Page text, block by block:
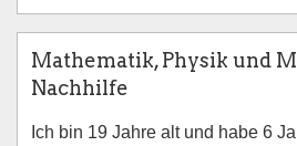
Mathematik, Physik und
Nachhilfe
Ich bin 19 Jahre alt und habe 6